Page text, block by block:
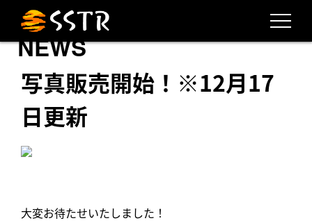
NEWS
写真販売開始！※12月17
日更新
大変お待たせいたしました！